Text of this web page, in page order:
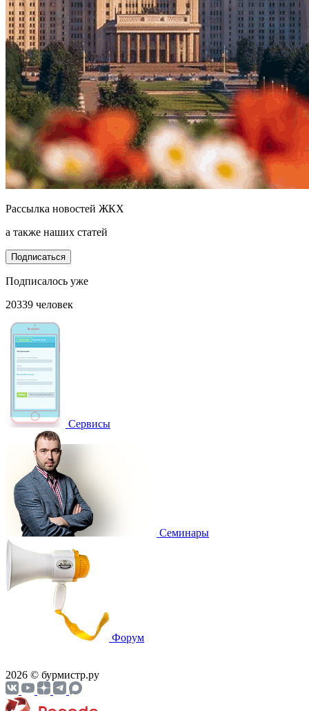
Рассылка новостей ЖКХ
а также наших статей
Подписаться
Подписалось уже
20339 человек
Сервисы
Семинары
Форум
2026 © бурмистр.ру